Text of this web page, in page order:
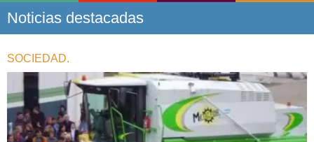
Noticias destacadas
SOCIEDAD.